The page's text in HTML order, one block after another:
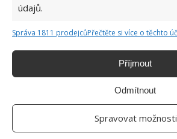
údajů.
Správa 1811 prodejcůPřečtěte si více o těchto
Příjmout
Odmítnout
Spravovat možnosti
Hana
Do redakce
přidala během
redaktorky ji tak
rozhodla zůstat.